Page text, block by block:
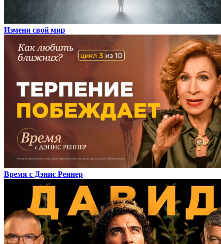
Измени свой мир
Время с Дэнис Реннер